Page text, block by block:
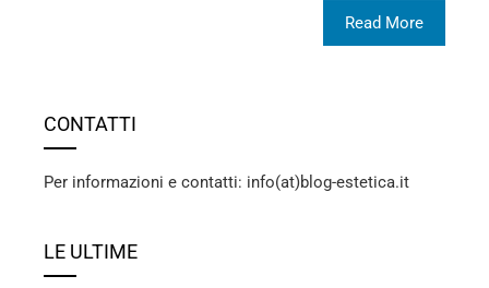
Read More
CONTATTI
Per informazioni e contatti: info(at)blog-estetica.it
LE ULTIME